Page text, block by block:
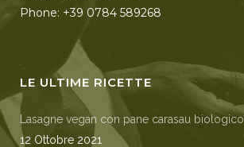
Phone: +39 0784 589268
LE ULTIME RICETTE
Lasagne vegan con pane carasau biologico
12 Ottobre 2021